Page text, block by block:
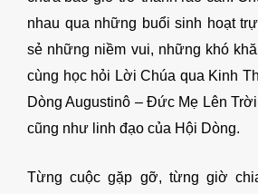
nhau qua những buổi sinh hoạt
sẻ những niềm vui, những khó
cùng học hỏi Lời Chúa qua Kinh
Dòng Augustinô – Đức Mẹ Lên
cũng như linh đạo của Hội Dòng.
Từng cuộc gặp gỡ, từng giờ